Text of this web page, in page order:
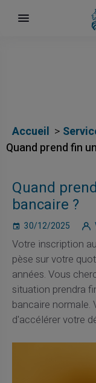
Accueil
Quand prend fin
Quand
bancaire ?
30/12/2025
Votre inscription au
pèse sur votre
années. Vous
situation prendra
bancaire normale.
d'accélérer votre